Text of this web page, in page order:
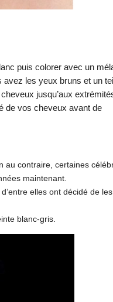
puis colorer avec un
avez les yeux bruns et un
jusqu’aux
de vos cheveux avant de
au contraire, certaines
maintenant.
elles ont décidé de les
blanc-gris.